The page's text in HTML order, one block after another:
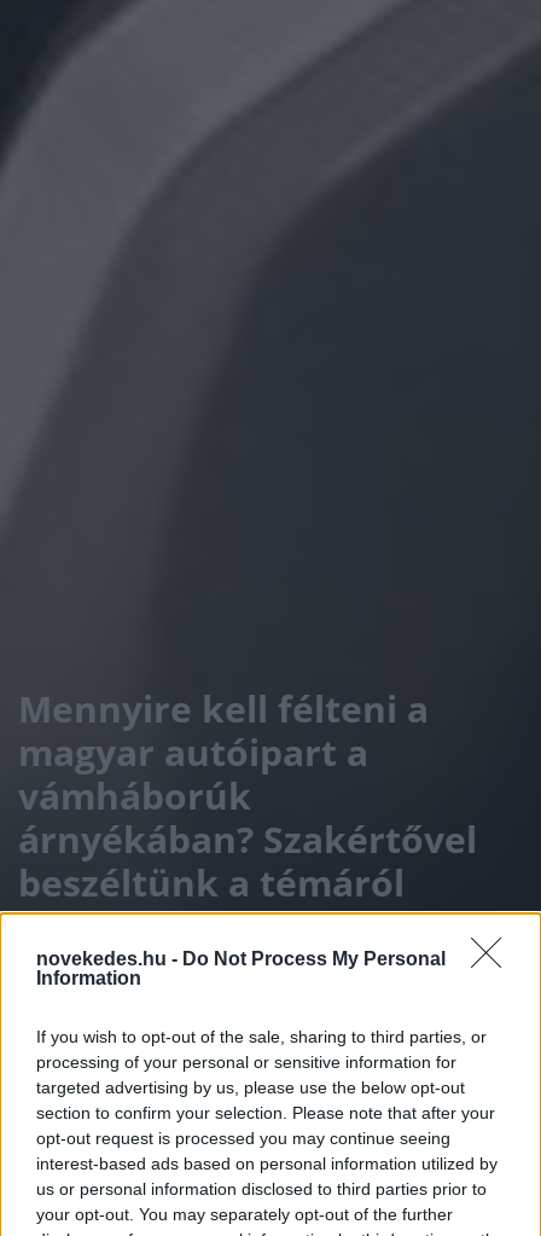
novekedes.hu - Do Not Process My Personal
Information
If you wish to opt-out of the sale, sharing to third parties, or
processing of your personal or sensitive information for
targeted advertising by us, please use the below opt-out
section to confirm your selection. Please note that after your
opt-out request is processed you may continue seeing
interest-based ads based on personal information utilized by
us or personal information disclosed to third parties prior to
your opt-out. You may separately opt-out of the further
Mennyire kell félteni a
magyar autóipart a
vámháborúk
árnyékában? Szakértővel
beszéltünk a témáról
Az ipar gyenge szereplése is közrejátszik
abban, hogy itthon a vártnál rosszabbul
alakult első negyedéves GDP adat. Mivel a